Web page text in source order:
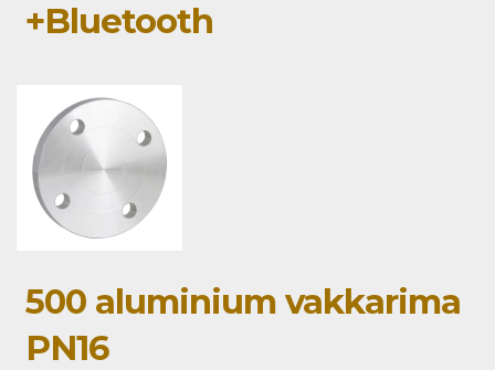
+Bluetooth
500 aluminium vakkarima
PN16